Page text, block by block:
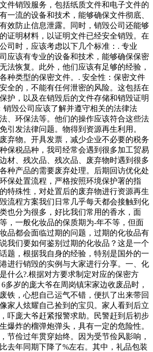
件销毁服务，包括纸质文件和电子文件的
一流的设备和技术，能够确保文件彻底、
效防止信息泄露。同时，销毁公司还能够
证明材料，以证明文件已经安全销毁。在
司时，应该考虑以下几个标准：. 专业
应该有专业的设备和技术，能够确保保密
法恢复。此外，他们应该有足够的经验，
种类型的保密文件。. 安全性：保密文件
全的，不能有任何泄密的风险。这包括在
护，以及在销毁后的文件存储和销毁证明
销毁公司应该了解并遵守相关的法律法
、环保法等。他们的操作应该符合这些法
引发法律问题。物得到资源再生利用。
弃物。开具发票，减少企业不必要的税务
保税品种，我司经常会遇到很多加工贸易
材、残次品、残次品、废弃物时遇到很多
种产品的需要废弃处理。后期回访优化处
保处置流程，严格按照环境保护署的指
特殊性，对处置后的废弃物进行资源再生
流程方案我们日常几乎每天都会接触到化
也分为很多，好比我们常用的香水，面
，一般化妆品的保质期为-年不等，但面
品都会面临过期的问题，过期的化妆品有
我们要如何鉴别过期的化妆品？这是一个
题，根据我自身的经验，特别是国外的一
进行销毁的实例与大家进行分享。一、化
什么?.根据对方要求制定对应的保密方
多岁的庞大爷在周岗镇宋家边收废品时，
铁，心想自己运气不错，便扒了出来带回
家人炫耀自己捡到的宝贝。家人看到后立
吓庞大爷赶紧报警求助。民警赶到后初步
爆炸的榴弹炮弹头，具有一定的危险性。
节俭过年贯穿始终。因为受节俭风影响，
去年同期下降了%左右。其中，礼品包装